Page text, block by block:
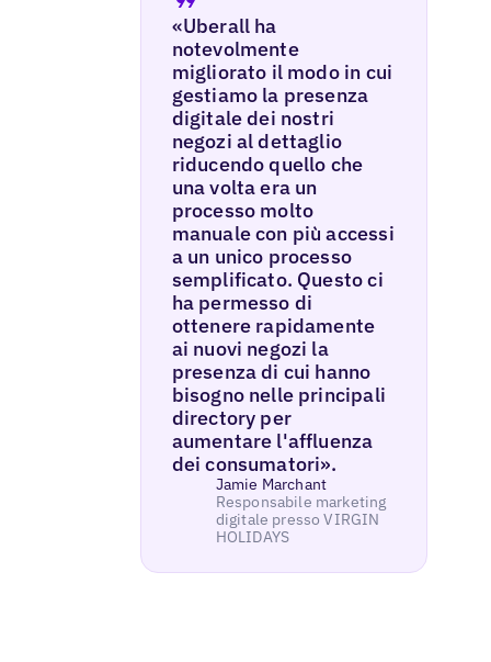
«Uberall ha
notevolmente
migliorato il modo in cui
gestiamo la presenza
digitale dei nostri
negozi al dettaglio
riducendo quello che
una volta era un
processo molto
manuale con più accessi
a un unico processo
semplificato. Questo ci
ha permesso di
ottenere rapidamente
ai nuovi negozi la
presenza di cui hanno
bisogno nelle principali
directory per
aumentare l'affluenza
dei consumatori».
Jamie Marchant
Responsabile marketing
digitale presso VIRGIN
HOLIDAYS